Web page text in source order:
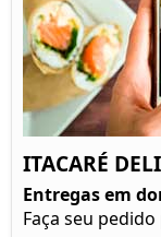
ITACARÉ
Entregas em
Faça seu